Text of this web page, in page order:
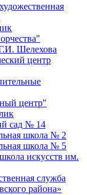
Шелехова
центр
центр"
сад № 14
школа № 2
школа № 5
искусств им.
служба
района»